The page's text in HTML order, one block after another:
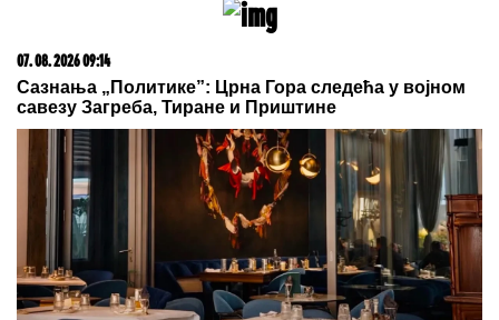
15. 07. 2026 07:44
Većina građana izgubi novac pre nego što stigne na
letovanje - ovih 7 troškova skoro niko ne planira